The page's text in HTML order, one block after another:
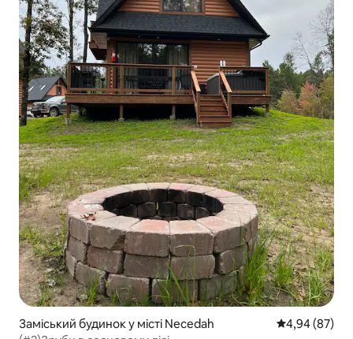
Заміський будинок у місті Necedah Середня
4,94 (87)